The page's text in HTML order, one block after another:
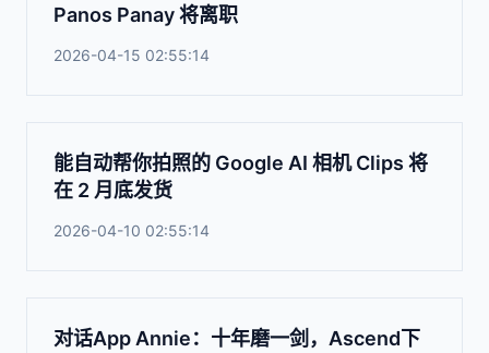
Panos Panay 将离职
2026-04-15 02:55:14
能自动帮你拍照的 Google AI 相机 Clips 将
在 2 月底发货
2026-04-10 02:55:14
对话App Annie：十年磨一剑，Ascend下